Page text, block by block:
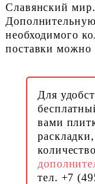
Славянский
необходимого
поставки можно
Для
вами
тел. +7